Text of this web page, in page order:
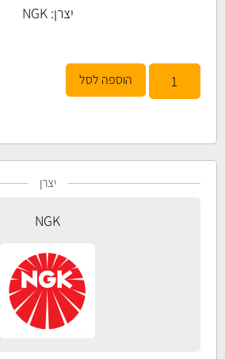
יצרן:NGK
הוספה לסל
יצרן
NGK